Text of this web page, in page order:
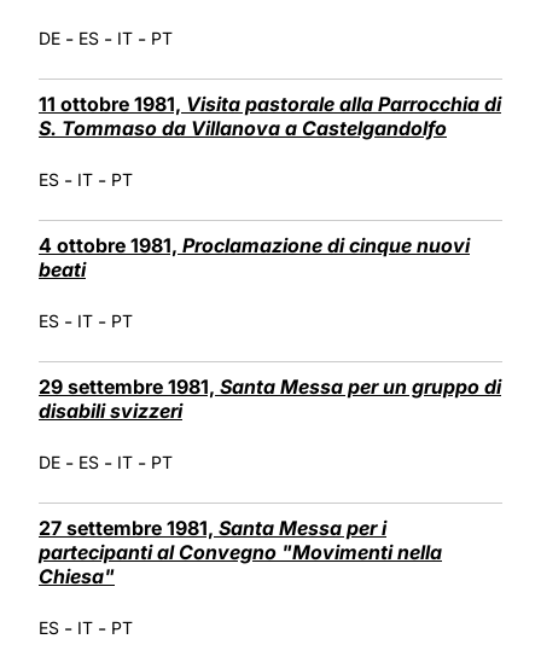
DE - ES - IT - PT
11 ottobre 1981, Visita pastorale alla Parrocchia di
S. Tommaso da Villanova a Castelgandolfo
ES - IT - PT
4 ottobre 1981, Proclamazione di cinque nuovi
beati
ES - IT - PT
29 settembre 1981, Santa Messa per un gruppo di
disabili svizzeri
DE - ES - IT - PT
27 settembre 1981, Santa Messa per i
partecipanti al Convegno "Movimenti nella
Chiesa"
ES - IT - PT